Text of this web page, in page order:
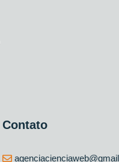
Contato